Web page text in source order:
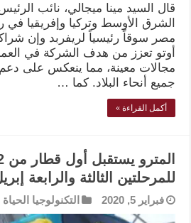
قال السيد مينا ميجالي، نائب
الشرق الأوسط وتركيا وإفريقيا في
مصر سوقاً رئيسياً لريفربد وإن
أوتو تعزز من هدف الشركة في
مجالات معينة، مما ينعكس على
جميع أنحاء البلاد. كما …
أكمل القراءة »
للمرحلتين الثالثة والرابعة
فبراير 5, 2020 التكنولوجيا الحياة